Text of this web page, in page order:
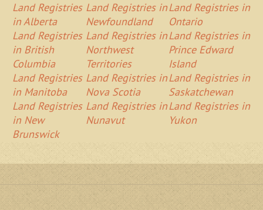
Land Registries
in Alberta
Land Registries
in British
Columbia
Land Registries
in Manitoba
Land Registries
in New
Brunswick
Land Registries in
Newfoundland
Land Registries in
Northwest
Territories
Land Registries in
Nova Scotia
Land Registries in
Nunavut
Land Registries in
Ontario
Land Registries in
Prince Edward
Island
Land Registries in
Saskatchewan
Land Registries in
Yukon